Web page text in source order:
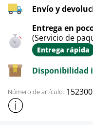
Envío y
Entrega en
(Servicio de
Entrega rápida
Disponibilidad
Número de artículo:
Mostrar más información